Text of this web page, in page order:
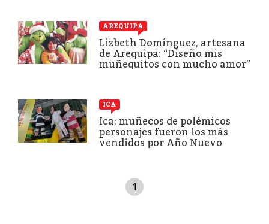
AREQUIPA
Lizbeth Domínguez, artesana
de Arequipa: “Diseño mis
muñequitos con mucho amor”
ICA
Ica: muñecos de polémicos
personajes fueron los más
vendidos por Año Nuevo
1